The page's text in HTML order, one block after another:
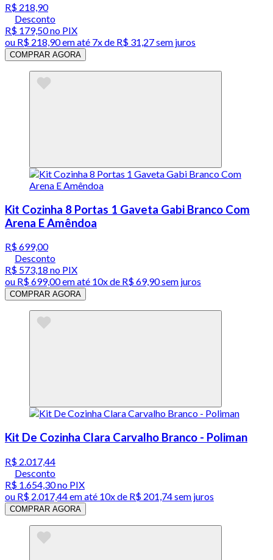
R$ 218,90
Desconto
R$ 179,50no PIX
ou R$ 218,90em até 7x de R$ 31,27 sem juros
COMPRAR AGORA
Kit Cozinha 8 Portas 1 Gaveta Gabi Branco Com
Arena E Amêndoa
R$ 699,00
Desconto
R$ 573,18 no PIX
ou R$ 699,00em até 10x de R$ 69,90 sem juros
COMPRAR AGORA
Kit De Cozinha Clara Carvalho Branco - Poliman
R$ 2.017,44
Desconto
R$ 1.654,30no PIX
ou R$ 2.017,44em até 10x de R$ 201,74 sem juros
COMPRAR AGORA